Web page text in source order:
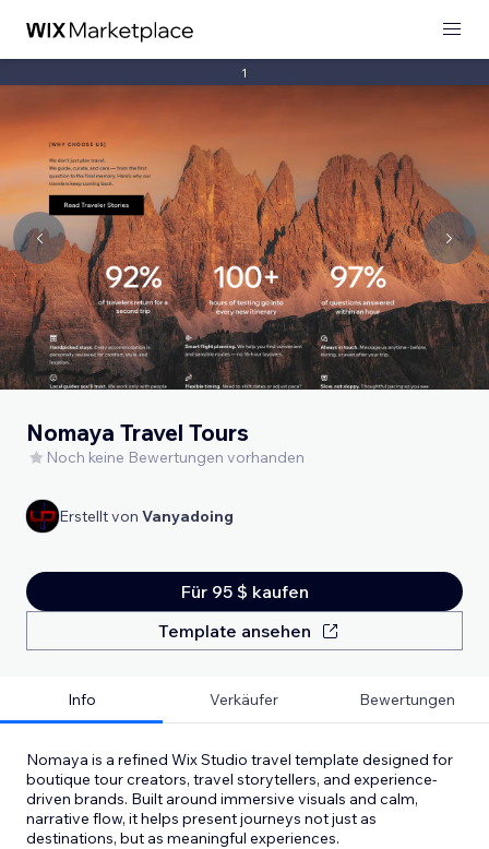
1
Nomaya Travel Tours
Noch keine Bewertungen vorhanden
Erstellt von Vanyadoing
Für 95 $ kaufen
Template ansehen
Info Verkäufer Bewertungen
Nomaya is a refined Wix Studio travel template designed for
boutique tour creators, travel storytellers, and experience-
driven brands. Built around immersive visuals and calm,
narrative flow, it helps present journeys not just as
destinations, but as meaningful experiences.